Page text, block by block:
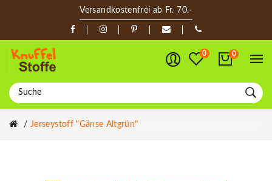
Versandkostenfrei ab Fr. 70.-
0 0
Jerseystoff "Gänse Altgrün"